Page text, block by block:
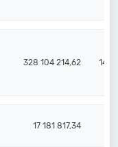
328 104 214,62 143
17 181 817,34